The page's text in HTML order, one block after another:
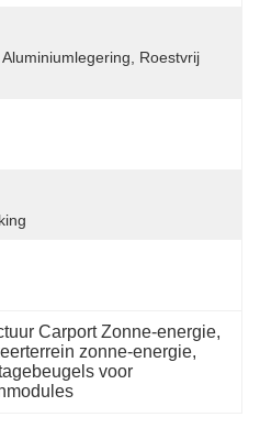
Roestvrij
Carport Zonne-energie
zonne-energie,
voor